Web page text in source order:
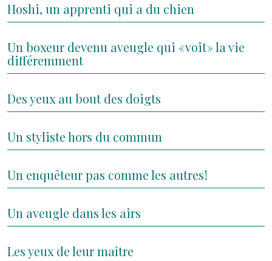
Hoshi, un apprenti qui a du chien
Un boxeur devenu aveugle qui « voit » la vie
différemment
Des yeux au bout des doigts
Un styliste hors du commun
Un enquêteur pas comme les autres !
Un aveugle dans les airs
Les yeux de leur maître